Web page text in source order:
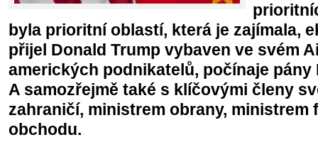
byla prioritní oblastí, která je zajímala,
přijel Donald Trump vybaven ve svém
amerických podnikatelů, počínaje pány
A samozřejmě také s klíčovými členy
zahraničí, ministrem obrany, ministrem
obchodu.